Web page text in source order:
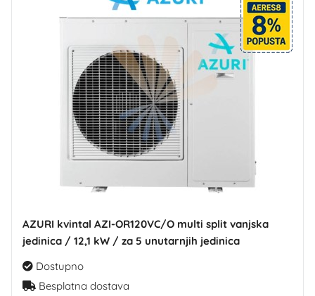
AZURI kvintal AZI-OR120VC/O multi split vanjska
jedinica / 12,1 kW / za 5 unutarnjih jedinica
Dostupno
Besplatna dostava